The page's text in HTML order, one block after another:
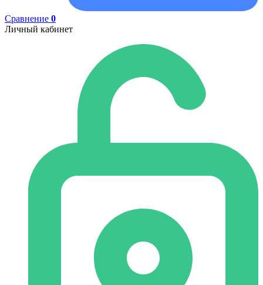
Сравнение 0
Личный кабинет